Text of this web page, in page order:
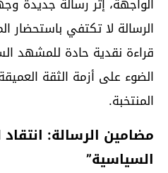
الرسالة لا تكتفي باستحضار
قراءة نقدية حادة للمشهد
الضوء على أزمة الثقة
المنتخبة.
مضامين الرسالة: انتقاد
السياسية”